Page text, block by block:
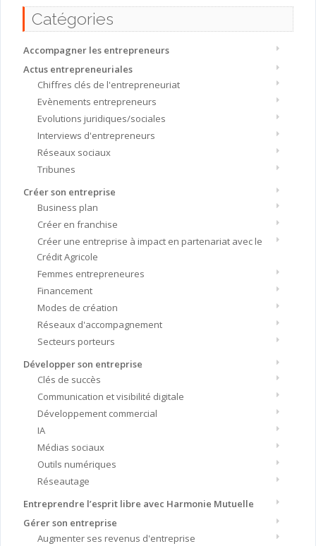
Catégories
Accompagner les entrepreneurs
Actus entrepreneuriales
Chiffres clés de l'entrepreneuriat
Evènements entrepreneurs
Evolutions juridiques/sociales
Interviews d'entrepreneurs
Réseaux sociaux
Tribunes
Créer son entreprise
Business plan
Créer en franchise
Créer une entreprise à impact en partenariat avec le
Crédit Agricole
Femmes entrepreneures
Financement
Modes de création
Réseaux d'accompagnement
Secteurs porteurs
Développer son entreprise
Clés de succès
Communication et visibilité digitale
Développement commercial
IA
Médias sociaux
Outils numériques
Réseautage
Entreprendre l’esprit libre avec Harmonie Mutuelle
Gérer son entreprise
Augmenter ses revenus d'entreprise